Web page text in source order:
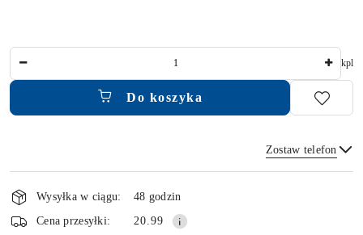
kpl
Do koszyka
Zostaw telefon
Wyślij
Dostępność
i
dostawa
Wysyłka w ciągu:
48 godzin
Cena przesyłki:
20.99